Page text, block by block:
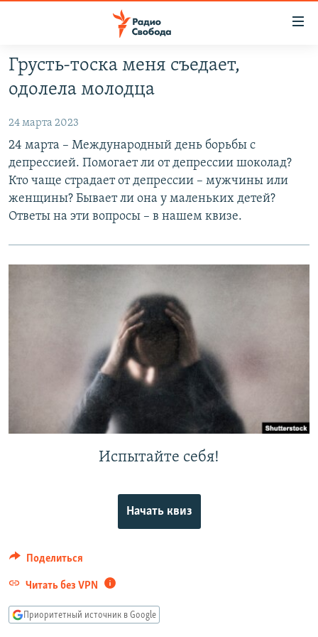
упрощенного
доступа
основному
содержанию
Вернутся
главной
Вернутся
ПРОГРАММЫ
ПОДКАСТЫ
АВТОРСКИЕ ПРОЕКТЫ
ЦИТАТЫ СВОБОДЫ
МНЕНИЯ
КУЛЬТУРА
СЕВЕР.РЕАЛИИ
РАСПИСАНИЕ ВЕЩАНИЯ
ПОДПИШИТЕСЬ НА РАССЫЛКУ
СОЦИАЛЬНЫЕ СЕТИ
Все сайты РСЕ/РС
Грусть-тоска меня съедает,
одолела молодца
24 марта 2023
24 марта – Международный день борьбы с
депрессией. Помогает ли от депрессии шоколад?
Кто чаще страдает от депрессии – мужчины или
женщины? Бывает ли она у маленьких детей?
Ответы на эти вопросы – в нашем квизе.
Испытайте себя!
Начать квиз
Поделиться
Читать без VPN
Приоритетный источник в Google